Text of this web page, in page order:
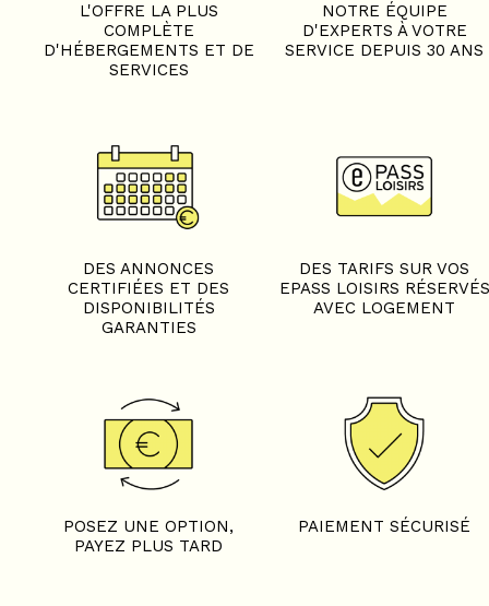
L'OFFRE LA PLUS
COMPLÈTE
D'HÉBERGEMENTS ET DE
SERVICES
NOTRE ÉQUIPE
D'EXPERTS À VOTRE
SERVICE DEPUIS 30 ANS
DES ANNONCES
CERTIFIÉES ET DES
DISPONIBILITÉS
GARANTIES
DES TARIFS SUR VOS
EPASS LOISIRS RÉSERVÉS
AVEC LOGEMENT
POSEZ UNE OPTION,
PAYEZ PLUS TARD
PAIEMENT SÉCURISÉ